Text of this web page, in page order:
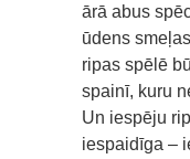
ārā abus
ūdens
ripas spēlē
spainī, kuru
Un iespēju
iespaidīga –